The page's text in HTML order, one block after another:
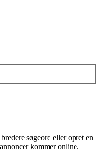
søgeord eller opret en
kommer online.